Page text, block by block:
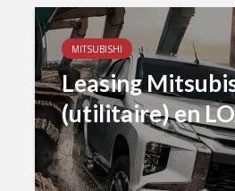
MITSUBISHI
Leasing
(utilitaire) en